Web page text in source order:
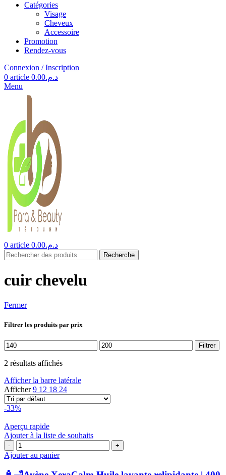
Catégories
Visage
Cheveux
Accessoire
Promotion
Rendez-vous
Connexion / Inscription
0 article د.م.0.00
Menu
0 article د.م.0.00
Recherche
cuir chevelu
Fermer
Filtrer les produits par prix
Prix
min
Prix
max
Filtrer
2 résultats affichés
Afficher la barre latérale
Afficher9 12 18 24
-33%
Aperçu rapide
Ajouter à la liste de souhaits
quantité
de
🛁
Ajouter au panier